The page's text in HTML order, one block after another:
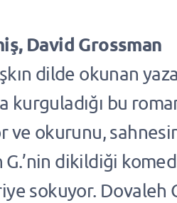
David Grossman
dilde okunan
kurguladığı bu
ve okurunu,
G.’nin dikildiği
sokuyor. Dovaleh